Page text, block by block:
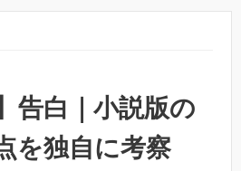
告白｜小説版の
を独自に考察